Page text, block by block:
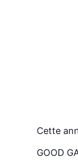
Cette
GOOD